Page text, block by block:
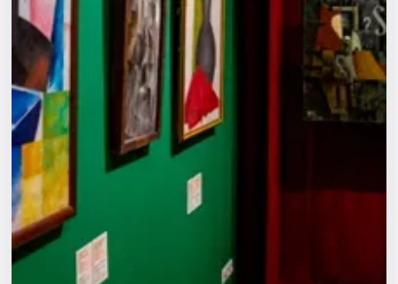
Города
Площадки
Артисты
Рейтинги